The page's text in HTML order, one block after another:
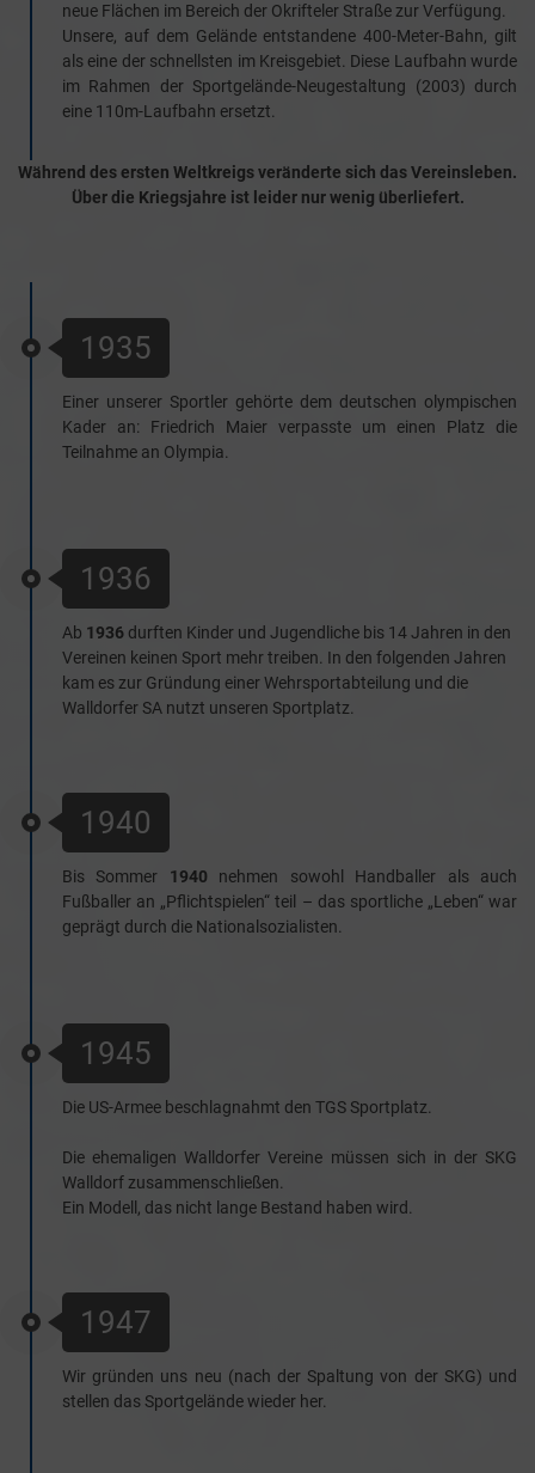
neue Flächen im Bereich der Okrifteler Straße zur Verfügung.
Unsere, auf dem Gelände entstandene 400-Meter-Bahn, gilt
als eine der schnellsten im Kreisgebiet. Diese Laufbahn wurde
im Rahmen der Sportgelände-Neugestaltung (2003) durch
eine 110m-Laufbahn ersetzt.
Während des ersten Weltkreigs veränderte sich das Vereinsleben.
Über die Kriegsjahre ist leider nur wenig überliefert.
1935
Einer unserer Sportler gehörte dem deutschen olympischen
Kader an: Friedrich Maier verpasste um einen Platz die
Teilnahme an Olympia.
1936
Ab 1936 durften Kinder und Jugendliche bis 14 Jahren in den
Vereinen keinen Sport mehr treiben. In den folgenden Jahren
kam es zur Gründung einer Wehrsportabteilung und die
Walldorfer SA nutzt unseren Sportplatz.
1940
Bis Sommer 1940 nehmen sowohl Handballer als auch
Fußballer an „Pflichtspielen“ teil – das sportliche „Leben“ war
geprägt durch die Nationalsozialisten.
1945
Die US-Armee beschlagnahmt den TGS Sportplatz.
Die ehemaligen Walldorfer Vereine müssen sich in der SKG
Walldorf zusammenschließen.
Ein Modell, das nicht lange Bestand haben wird.
1947
Wir gründen uns neu (nach der Spaltung von der SKG) und
stellen das Sportgelände wieder her.